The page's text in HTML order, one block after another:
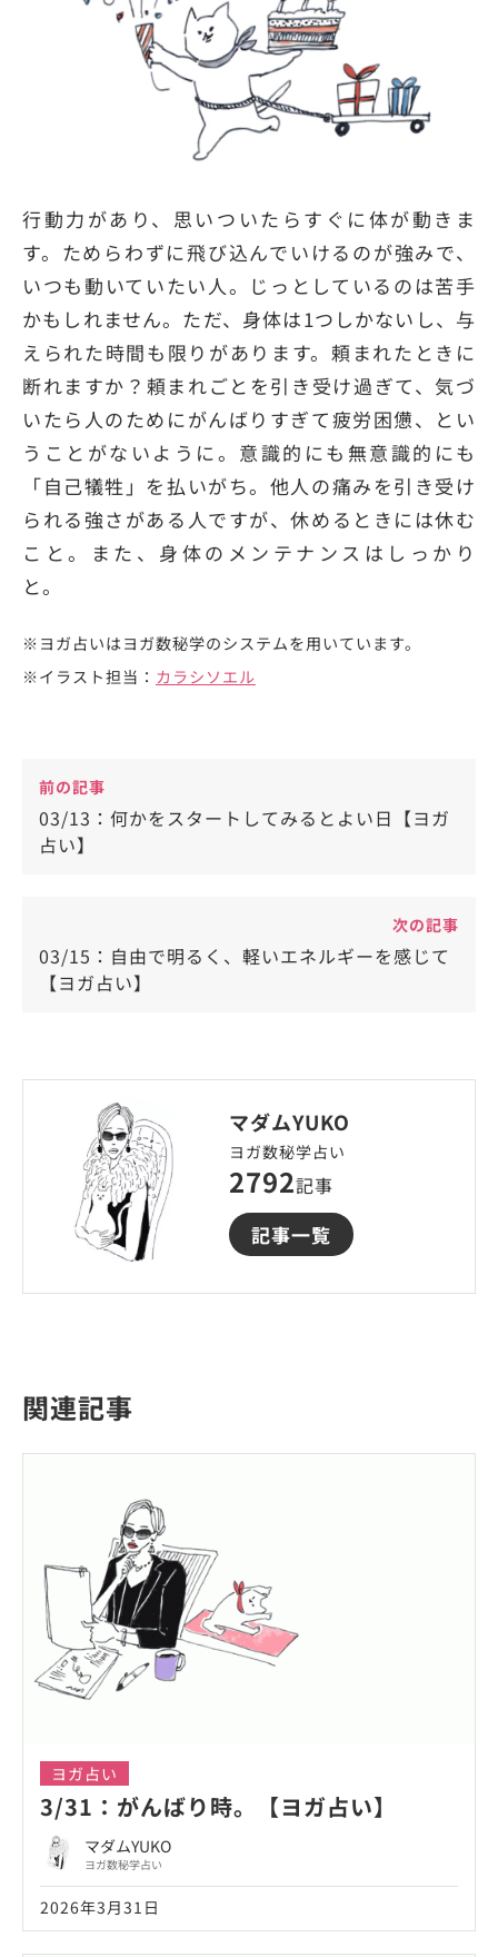
行動力があり、思いついたらすぐに体が動きま
す。ためらわずに飛び込んでいけるのが強みで、
いつも動いていたい人。じっとしているのは苦手
かもしれません。ただ、身体は1つしかないし、与
えられた時間も限りがあります。頼まれたときに
断れますか？頼まれごとを引き受け過ぎて、気づ
いたら人のためにがんばりすぎて疲労困憊、とい
うことがないように。意識的にも無意識的にも
「自己犠牲」を払いがち。他人の痛みを引き受け
られる強さがある人ですが、休めるときには休む
こと。また、身体のメンテナンスはしっかり
と。
※ヨガ占いはヨガ数秘学のシステムを用いています。
※イラスト担当： カラシソエル
前の記事
03/13：何かをスタートしてみるとよい日【ヨガ
占い】
次の記事
03/15：自由で明るく、軽いエネルギーを感じて
【ヨガ占い】
マダムYUKO
ヨガ数秘学占い
2792記事
記事一覧
関連記事
ヨガ占い
3/31：がんばり時。【ヨガ占い】
マダムYUKO
ヨガ数秘学占い
2026年3月31日